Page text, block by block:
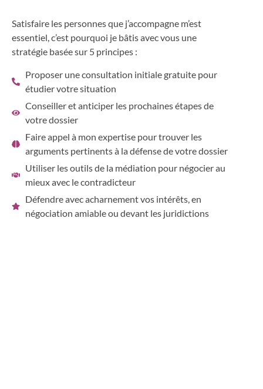
Satisfaire les personnes que j’accompagne m’est
essentiel, c’est pourquoi je bâtis avec vous une
stratégie basée sur 5 principes :
Proposer une consultation initiale gratuite pour
étudier votre situation
Conseiller et anticiper les prochaines étapes de
votre dossier
Faire appel à mon expertise pour trouver les
arguments pertinents à la défense de votre dossier
Utiliser les outils de la médiation pour négocier au
mieux avec le contradicteur
Défendre avec acharnement vos intérêts, en
négociation amiable ou devant les juridictions